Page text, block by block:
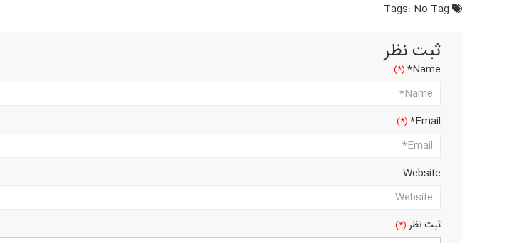
No Tag
ثبت نظر
Name*
Email*
Website
ثبت نظر